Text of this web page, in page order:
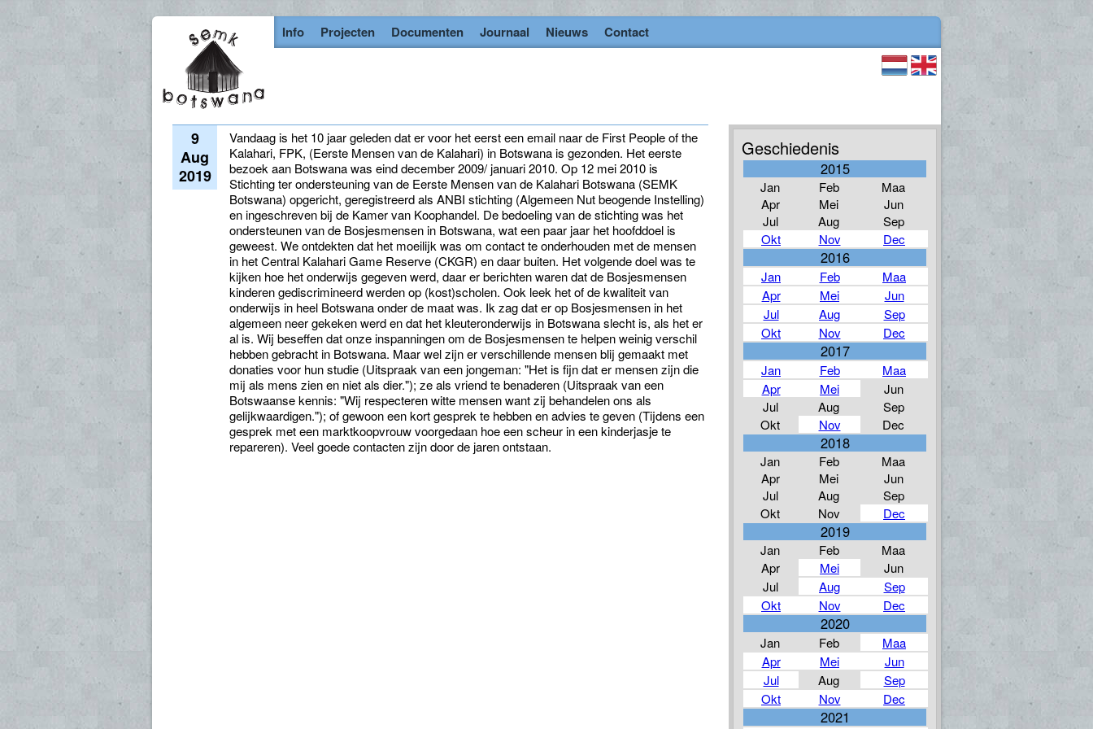
Info Projecten Documenten Journaal Nieuws Contact
9
Aug
2019
Vandaag is het 10 jaar geleden dat er voor het eerst een email naar de First People of the
Kalahari, FPK, (Eerste Mensen van de Kalahari) in Botswana is gezonden. Het eerste
bezoek aan Botswana was eind december 2009/ januari 2010. Op 12 mei 2010 is
Stichting ter ondersteuning van de Eerste Mensen van de Kalahari Botswana (SEMK
Botswana) opgericht, geregistreerd als ANBI stichting (Algemeen Nut beogende Instelling)
en ingeschreven bij de Kamer van Koophandel. De bedoeling van de stichting was het
ondersteunen van de Bosjesmensen in Botswana, wat een paar jaar het hoofddoel is
geweest. We ontdekten dat het moeilijk was om contact te onderhouden met de mensen
in het Central Kalahari Game Reserve (CKGR) en daar buiten. Het volgende doel was te
kijken hoe het onderwijs gegeven werd, daar er berichten waren dat de Bosjesmensen
kinderen gediscrimineerd werden op (kost)scholen. Ook leek het of de kwaliteit van
onderwijs in heel Botswana onder de maat was. Ik zag dat er op Bosjesmensen in het
algemeen neer gekeken werd en dat het kleuteronderwijs in Botswana slecht is, als het er
al is. Wij beseffen dat onze inspanningen om de Bosjesmensen te helpen weinig verschil
hebben gebracht in Botswana. Maar wel zijn er verschillende mensen blij gemaakt met
donaties voor hun studie (Uitspraak van een jongeman: "Het is fijn dat er mensen zijn die
mij als mens zien en niet als dier."); ze als vriend te benaderen (Uitspraak van een
Botswaanse kennis: "Wij respecteren witte mensen want zij behandelen ons als
gelijkwaardigen."); of gewoon een kort gesprek te hebben en advies te geven (Tijdens een
gesprek met een marktkoopvrouw voorgedaan hoe een scheur in een kinderjasje te
repareren). Veel goede contacten zijn door de jaren ontstaan.
Geschiedenis
2015
Jan Feb
Maa
Apr
Mei
Jun
Jul
Aug
Sep
Okt
Nov Dec
2016
Jan Feb
Maa
Apr
Mei
Jun
Jul
Aug
Sep
Okt
Nov Dec
2017
Jan Feb
Maa
Apr
Mei
Jun
Jul
Aug
Sep
Okt
Nov Dec
2018
Jan Feb
Maa
Apr
Mei
Jun
Jul
Aug
Sep
Okt
Nov Dec
2019
Jan Feb
Maa
Apr
Mei
Jun
Jul
Aug
Sep
Okt
Nov Dec
2020
Jan Feb
Maa
Apr
Mei
Jun
Jul
Aug
Sep
Okt
Nov Dec
2021